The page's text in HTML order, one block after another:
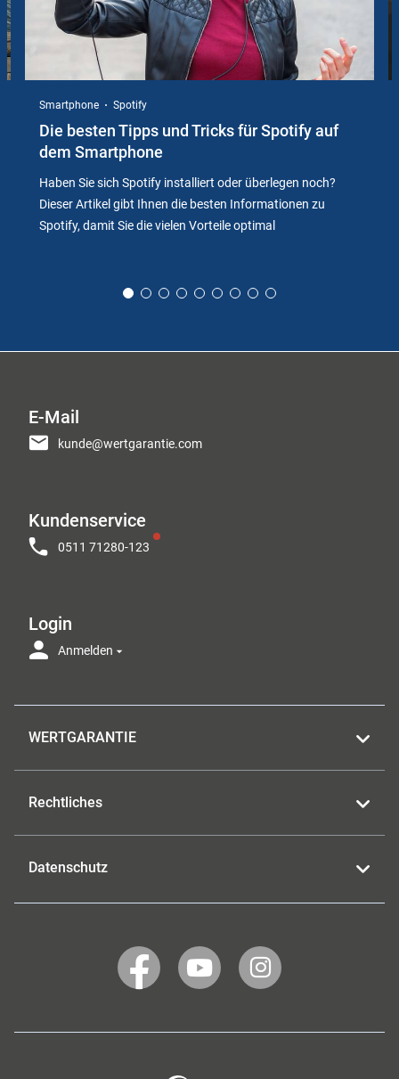
Smartphone Spotify
Die besten Tipps und Tricks für Spotify auf
dem Smartphone
Haben Sie sich Spotify installiert oder überlegen noch?
Dieser Artikel gibt Ihnen die besten Informationen zu
Spotify, damit Sie die vielen Vorteile optimal
E-Mail
kunde@wertgarantie.com
Kundenservice
0511 71280-123
Login
Anmelden
WERTGARANTIE
Rechtliches
Datenschutz
WERTGARANTIE
auf
WERTGARANTIE
auf
WERTGARANTIE
auf